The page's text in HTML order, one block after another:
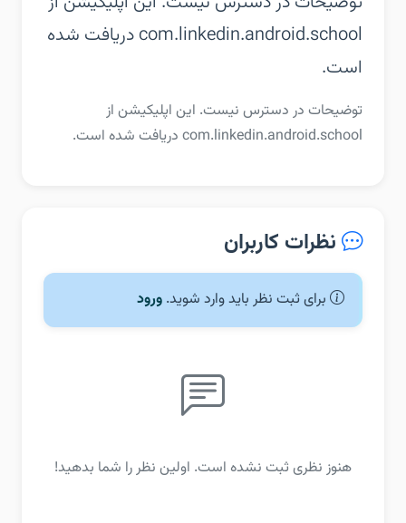
com.linkedin.android.school دریافت شده
است.
توضیحات در دسترس نیست. این اپلیکیشن از
com.linkedin.android.school دریافت شده است.
نظرات کاربران
برای ثبت نظر باید وارد شوید. ورود
هنوز نظری ثبت نشده است. اولین نظر را شما بدهید!